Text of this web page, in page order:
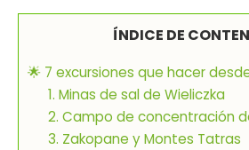
ÍNDICE DE
🌟 7 excursiones que hacer
1. Minas de sal de Wieliczka
2. Campo de concentración
3. Zakopane y Montes Tatras